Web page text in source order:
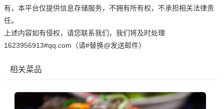
有，本平台仅提供信息存储服务，不拥有所有权，不承担相关法律责
任。
上述内容如有侵权，请您联系我们，我们将及时处理
1623956913#qq.com（请#替换@发送邮件）
相关菜品